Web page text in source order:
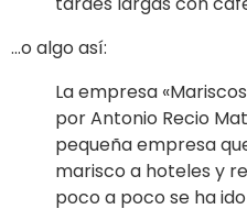
…o algo así:
La empresa
por Antonio Recio
pequeña empresa
marisco a hoteles y
poco a poco se ha